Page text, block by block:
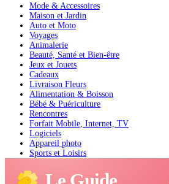
Mode & Accessoires
Maison et Jardin
Auto et Moto
Voyages
Animalerie
Beauté, Santé et Bien-être
Jeux et Jouets
Cadeaux
Livraison Fleurs
Alimentation & Boisson
Bébé & Puériculture
Rencontres
Forfait Mobile, Internet, TV
Logiciels
Appareil photo
Sports et Loisirs